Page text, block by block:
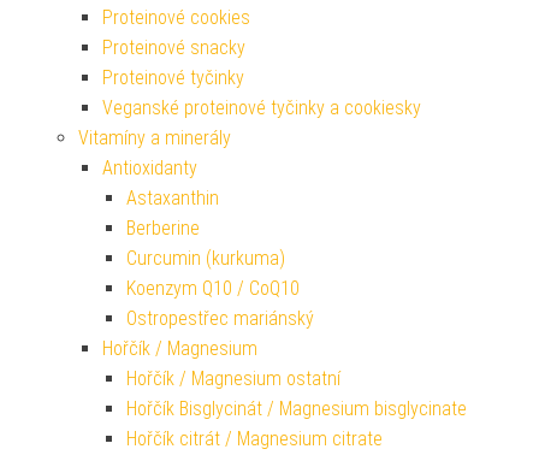
Proteinové cookies
Proteinové snacky
Proteinové tyčinky
Veganské proteinové tyčinky a cookiesky
Vitamíny a minerály
Antioxidanty
Astaxanthin
Berberine
Curcumin (kurkuma)
Koenzym Q10 / CoQ10
Ostropestřec mariánský
Hořčík / Magnesium
Hořčík / Magnesium ostatní
Hořčík Bisglycinát / Magnesium bisglycinate
Hořčík citrát / Magnesium citrate